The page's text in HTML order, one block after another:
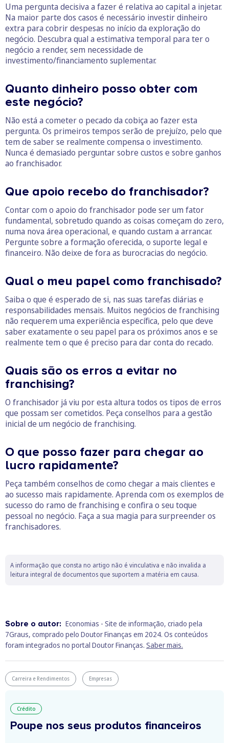
Uma pergunta decisiva a fazer é relativa ao capital a injetar.
Na maior parte dos casos é necessário investir dinheiro
extra para cobrir despesas no início da exploração do
negócio. Descubra qual a estimativa temporal para ter o
negócio a render, sem necessidade de
investimento/financiamento suplementar.
Quanto dinheiro posso obter com
este negócio?
Não está a cometer o pecado da cobiça ao fazer esta
pergunta. Os primeiros tempos serão de prejuízo, pelo que
tem de saber se realmente compensa o investimento.
Nunca é demasiado perguntar sobre custos e sobre ganhos
ao franchisador.
Que apoio recebo do franchisador?
Contar com o apoio do franchisador pode ser um fator
fundamental, sobretudo quando as coisas começam do zero,
numa nova área operacional, e quando custam a arrancar.
Pergunte sobre a formação oferecida, o suporte legal e
financeiro. Não deixe de fora as burocracias do negócio.
Qual o meu papel como franchisado?
Saiba o que é esperado de si, nas suas tarefas diárias e
responsabilidades mensais. Muitos negócios de franchising
não requerem uma experiência específica, pelo que deve
saber exatamente o seu papel para os próximos anos e se
realmente tem o que é preciso para dar conta do recado.
Quais são os erros a evitar no
franchising?
O franchisador já viu por esta altura todos os tipos de erros
que possam ser cometidos. Peça conselhos para a gestão
inicial de um negócio de franchising.
O que posso fazer para chegar ao
lucro rapidamente?
Peça também conselhos de como chegar a mais clientes e
ao sucesso mais rapidamente. Aprenda com os exemplos de
sucesso do ramo de franchising e confira o seu toque
pessoal no negócio. Faça a sua magia para surpreender os
franchisadores.
A informação que consta no artigo não é vinculativa e não invalida a
leitura integral de documentos que suportem a matéria em causa.
Sobre o autor: Economias - Site de informação, criado pela
7Graus, comprado pelo Doutor Finanças em 2024. Os conteúdos
foram integrados no portal Doutor Finanças. Saber mais.
Carreira e Rendimentos Empresas
Crédito
Poupe nos seus produtos financeiros